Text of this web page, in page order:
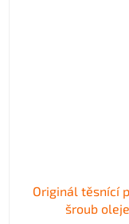
Originál těsnící
šroub